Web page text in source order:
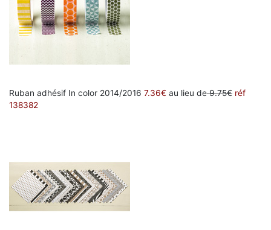
Ruban adhésif In color 2014/2016 7.36€ au lieu de9.75€ réf
138382